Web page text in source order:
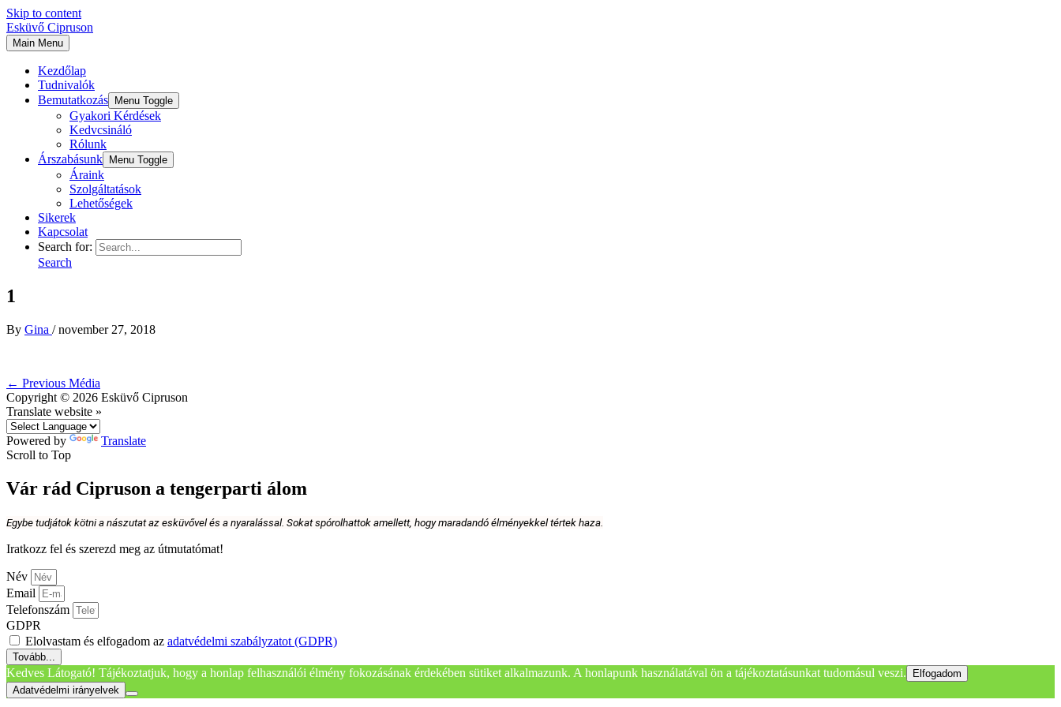
Skip to content
Esküvő Cipruson
Main Menu
Kezdőlap
Tudnivalók
Bemutatkozás
Menu Toggle
Gyakori Kérdések
Kedvcsináló
Rólunk
Árszabásunk
Menu Toggle
Áraink
Szolgáltatások
Lehetőségek
Sikerek
Kapcsolat
Search for:
Search
1
By Gina /november 27, 2018
← Previous Média
Copyright © 2026 Esküvő Cipruson
Translate website »
Powered by
Translate
Scroll to Top
Vár rád Cipruson a tengerparti álom
Egybe tudjátok kötni a nászutat az esküvővel és a nyaralással. Sokat spórolhattok amellett, hogy maradandó élményekkel tértek haza.
Iratkozz fel és szerezd meg az útmutatómat!
Név
Email
Telefonszám
GDPR
Elolvastam és elfogadom az adatvédelmi szabályzatot (GDPR)
Tovább...
Kedves Látogató! Tájékoztatjuk, hogy a honlap felhasználói élmény fokozásának érdekében sütiket alkalmazunk. A honlapunk használatával ön a tájékoztatásunkat tudomásul veszi.
Elfogadom
Adatvédelmi irányelvek